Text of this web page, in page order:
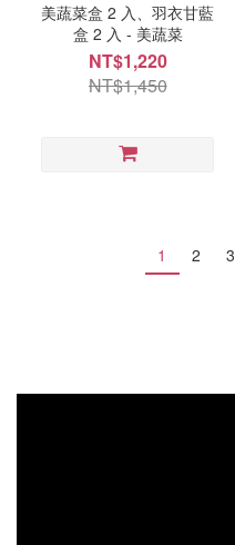
美蔬菜盒 2 入、羽衣甘藍
盒 2 入 - 美蔬菜
NT$1,220
NT$1,450
1 2 3